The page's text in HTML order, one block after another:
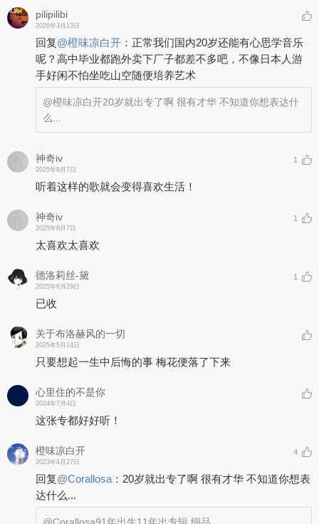
pilipilibi
2026年3月13日
回复@橙味凉白开 ： 正常我们国内20岁还能有心思学音乐
呢？高中毕业都跑外卖下厂子都差不多吧，不像日本人游
手好闲不怕坐吃山空随便培养艺术
@橙味凉白开20岁就出专了啊 很有才华 不知道你想表达什
么...
神奇iv
2025年8月7日
1
听着这样的歌就会变得喜欢生活！
神奇iv
2025年8月7日
1
太喜欢太喜欢
德洛莉丝-黛
2025年6月29日
1
已收
关于布洛赫风的一切
2025年5月14日
只要想起一生中后悔的事 梅花便落了下来
心里住的不是你
2024年7月4日
这张专都好好听！
橙味凉白开
2023年4月27日
4
回复@Corallosa ： 20岁就出专了啊 很有才华 不知道你想表
达什么...
@Corallosa91年出生11年出专辑 细品